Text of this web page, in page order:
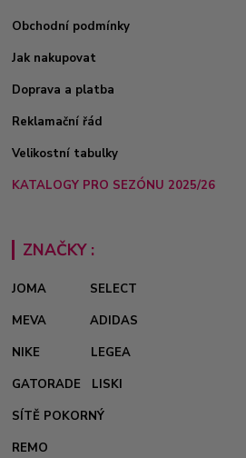
Obchodní podmínky
Jak nakupovat
Doprava a platba
Reklamační řád
Velikostní tabulky
KATALOGY PRO SEZÓNU 2025/26
ZNAČKY :
JOMA
SELECT
MEVA
ADIDAS
NIKE
LEGEA
GATORADE
LISKI
SÍTĚ POKORNÝ
REMO